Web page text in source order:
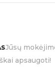
Jūsų
apsaugoti!